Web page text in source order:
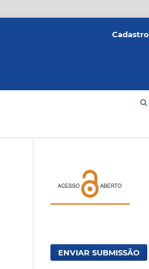
Cadastro
ENVIAR SUBMISSÃO